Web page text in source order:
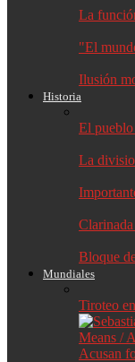
La
"El
Ilusión
Historia
El pueblo
La
Bloque
Mundiales
Tiroteo
Acusan